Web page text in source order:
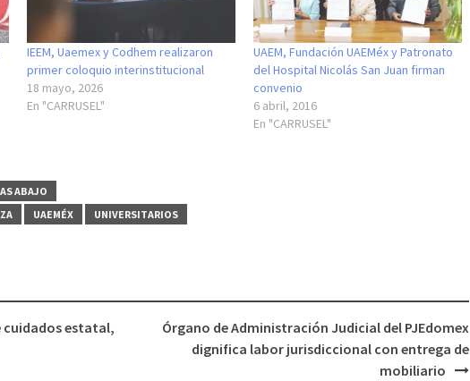
IEEM, Uaemex y Codhem realizaron
primer coloquio interinstitucional
18 mayo, 2026
En "CARRUSEL"
UAEM, Fundación UAEMéx y Patronato
del Hospital Nicolás San Juan firman
convenio
6 abril, 2016
En "CARRUSEL"
ABAJO
UAEMÉX UNIVERSITARIOS
cuidados estatal,
Órgano de Administración Judicial del PJEdomex
dignifica labor jurisdiccional con entrega de
mobiliario